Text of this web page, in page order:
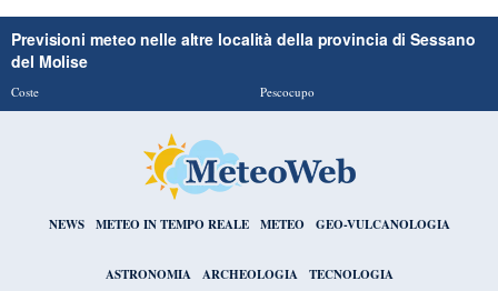
Previsioni meteo nelle altre località della provincia di Sessano
del Molise
Coste Pescocupo
NEWS METEO IN TEMPO REALE METEO GEO-VULCANOLOGIA
ASTRONOMIA ARCHEOLOGIA TECNOLOGIA